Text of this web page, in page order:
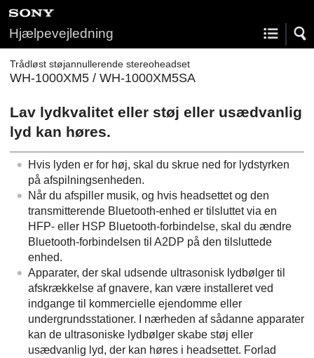
Hjælpevejledning
Trådløst støjannullerende stereoheadset
WH-1000XM5 / WH-1000XM5SA
Lav lydkvalitet eller støj eller usædvanlig
lyd kan høres.
Hvis lyden er for høj, skal du skrue ned for lydstyrken
på afspilningsenheden.
Når du afspiller musik, og hvis headsettet og den
transmitterende Bluetooth-enhed er tilsluttet via en
HFP- eller HSP Bluetooth-forbindelse, skal du ændre
Bluetooth-forbindelsen til A2DP på den tilsluttede
enhed.
Apparater, der skal udsende ultrasonisk lydbølger til
afskrækkelse af gnavere, kan være installeret ved
indgange til kommercielle ejendomme eller
undergrundsstationer. I nærheden af sådanne apparater
kan de ultrasoniske lydbølger skabe støj eller
usædvanlig lyd, der kan høres i headsettet. Forlad